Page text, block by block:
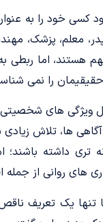
خود را به عنوان
معلم، پزشک،
هستند، اما ربطی
را نمی
های شخصیتی
­ها، تلاش زیادی
تری داشته
روانی از جمله
یک تعریف